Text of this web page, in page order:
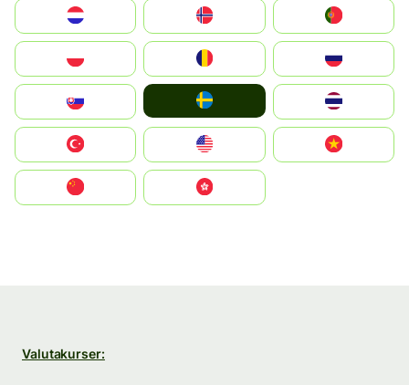
United States
中國香港特別行政區
Valutakurser: